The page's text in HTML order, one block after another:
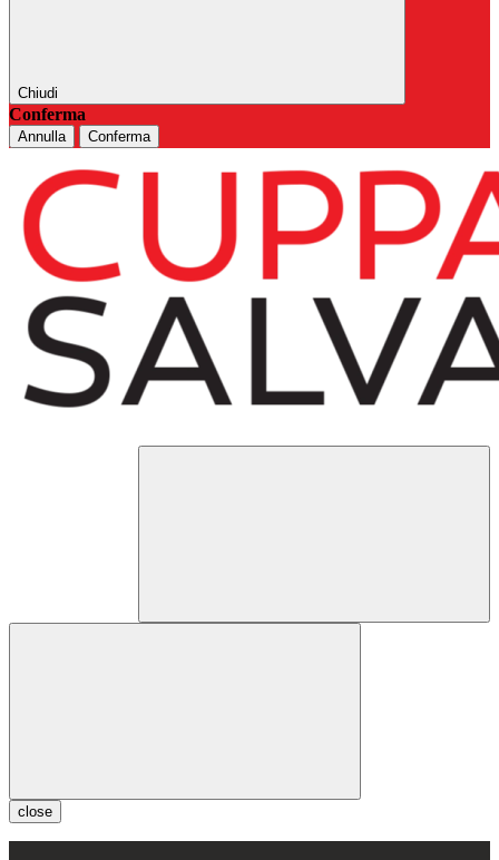
Chiudi
Conferma
Annulla Conferma
close